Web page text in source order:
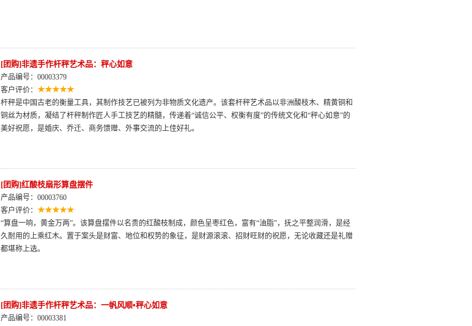
[团购]非遗手作杆秤艺术品：秤心如意
产品编号：00003379
客户评价：
杆秤是中国古老的衡量工具，其制作技艺已被列为非物质文化遗产。该套杆秤艺术品以非洲酸枝木、精黄铜和
铜丝为材质，凝结了杆秤制作匠人手工技艺的精髓，传递着“诚信公平、权衡有度”的传统文化和“秤心如意”的
美好祝愿，是婚庆、乔迁、商务馈赠、外事交流的上佳好礼。
[团购]红酸枝扇形算盘摆件
产品编号：00003760
客户评价：
“算盘一响，黄金万两”。该算盘摆件以名贵的红酸枝制成，颜色呈枣红色，富有“油脂”，抚之平整润滑，是经
久耐用的上乘红木。置于案头是财富、地位和权势的象征，是财源滚滚、招财旺财的祝愿，无论收藏还是礼赠
都堪称上选。
[团购]非遗手作杆秤艺术品：一帆风顺•秤心如意
产品编号：00003381